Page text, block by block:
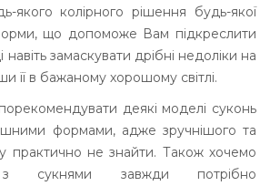
якого колірного рішення будь-якої
що допоможе Вам підкреслити
навіть замаскувати дрібні недоліки на
її в бажаному хорошому світлі.
деякі моделі суконь
формами, адже зручнішого та
практично не знайти. Також хочемо
сукнями завжди потрібно